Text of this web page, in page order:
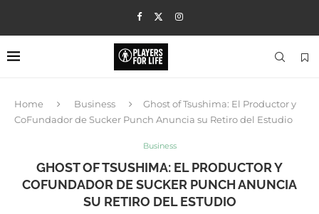
Home Business
Ghost of Tsushima: El Productor y
CoFundador de Sucker Punch Anuncia su Retiro del Estudio
Business
GHOST OF TSUSHIMA: EL PRODUCTOR Y
COFUNDADOR DE SUCKER PUNCH ANUNCIA
SU RETIRO DEL ESTUDIO